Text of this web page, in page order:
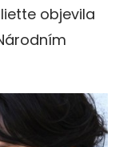
objevila